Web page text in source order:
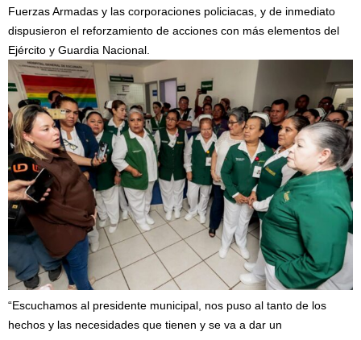
Fuerzas Armadas y las corporaciones policiacas, y de inmediato
dispusieron el reforzamiento de acciones con más elementos del
Ejército y Guardia Nacional.
“Escuchamos al presidente municipal, nos puso al tanto de los
hechos y las necesidades que tienen y se va a dar un